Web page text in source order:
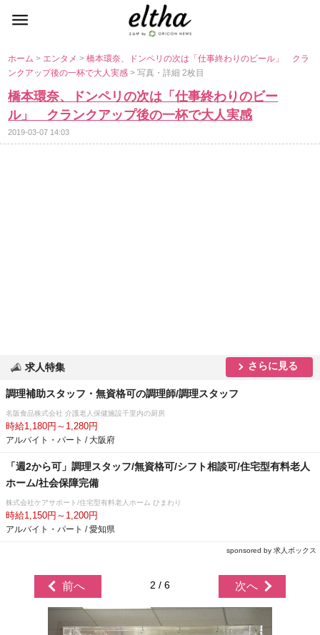
ホーム> エンタメ>橋本環奈、ドンペリの次は「仕事終わりのビール」 クラ
ンクアップ後の一杯で大人実感> 写真・詳細 2枚目
橋本環奈、ドンペリの次は「仕事終わりのビー
ル」 クランクアップ後の一杯で大人実感
2019-03-07 14:03
求人特集 さらに見る
調理補助スタッフ・無資格可の調理師/調理スタッフ
名阪食品株式会社 介護老人保健施設千里内の厨房
時給1,180円～1,280円
アルバイト・パート / 大阪府
「週2から可」調理スタッフ/無資格可/シフト相談可/住宅型有料老人
ホーム/社会保障完備
株式会社ケアサポート/住宅型有料老人ホーム ひまわり
時給1,150円～1,200円
アルバイト・パート / 愛知県
sponsored by 求人ボックス
前へ 2 / 6 次へ